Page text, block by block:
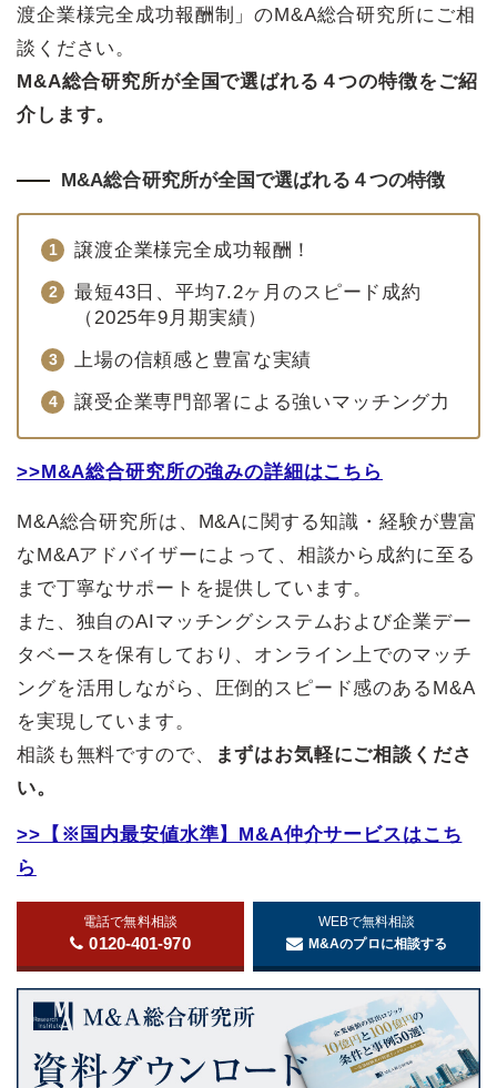
渡企業様完全成功報酬制」のM&A総合研究所にご相
談ください。
M&A総合研究所が全国で選ばれる４つの特徴をご紹
介します。
M&A総合研究所が全国で選ばれる４つの特徴
譲渡企業様完全成功報酬！
最短43日、平均7.2ヶ月のスピード成約
（2025年9月期実績）
上場の信頼感と豊富な実績
譲受企業専門部署による強いマッチング力
>>M&A総合研究所の強みの詳細はこちら
M&A総合研究所は、M&Aに関する知識・経験が豊富
なM&Aアドバイザーによって、相談から成約に至る
まで丁寧なサポートを提供しています。
また、独自のAIマッチングシステムおよび企業デー
タベースを保有しており、オンライン上でのマッチ
ングを活用しながら、圧倒的スピード感のあるM&A
を実現しています。
相談も無料ですので、
まずはお気軽にご相談くださ
い。
>>【※国内最安値水準】M&A仲介サービスはこち
ら
電話で無料相談
0120-401-970
WEBで無料相談
M&Aのプロに相談する